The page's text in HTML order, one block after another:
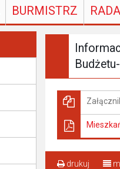
BURMISTRZ
drukuj